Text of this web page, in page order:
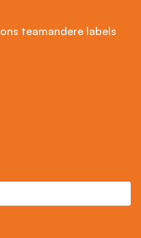
ons teamandere labels